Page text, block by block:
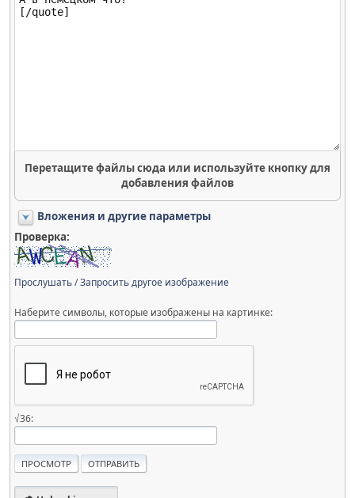
Перетащите файлы сюда или используйте кнопку для
добавления файлов
Вложения и другие параметры
Проверка:
Прослушать/Запросить другое изображение
Наберите символы, которые изображены на картинке:
√36: